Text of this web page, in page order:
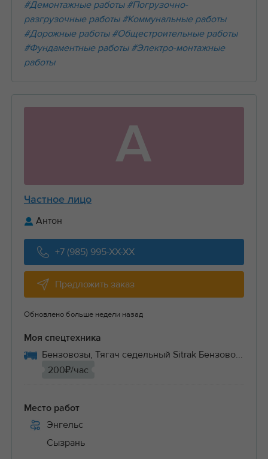
#Демонтажные работы #Погрузочно-
разгрузочные работы #Коммунальные работы
#Дорожные работы #Общестроительные работы
#Фундаментные работы #Электро-монтажные
работы
А
Частное лицо
Антон
+7 (985) 995-XX-XX
Предложить заказ
Обновлено больше недели назад
Моя спецтехника
Бензовозы, Тягач седельный Sitrak Бензово...
200₽/час
Место работ
Энгельс
Сызрань